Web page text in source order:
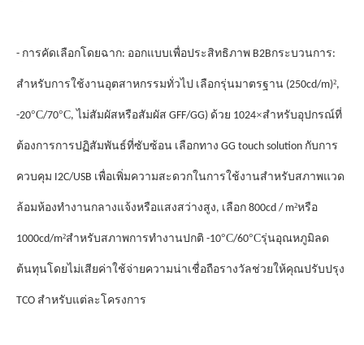
- การคัดเลือกโดยฉาก: ออกแบบเพื่อประสิทธิภาพ B2Bกระบวนการ:
สําหรับการใช้งานอุตสาหกรรมทั่วไป เลือกรุ่นมาตรฐาน (250cd/m)²,
-20°C/70°C, ไม่สัมผัสหรือสัมผัส GFF/GG) ด้วย 1024×สําหรับอุปกรณ์ที่
ต้องการการปฏิสัมพันธ์ที่ซับซ้อน เลือกทาง GG touch solution กับการ
ควบคุม I2C/USB เพื่อเพิ่มความสะดวกในการใช้งานสําหรับสภาพแวด
ล้อมห้องทํางานกลางแจ้งหรือแสงสว่างสูง, เลือก 800cd / m²หรือ
1000cd/m²สําหรับสภาพการทํางานปกติ -10°C/60°Cรุ่นอุณหภูมิลด
ต้นทุนโดยไม่เสียค่าใช้จ่ายความน่าเชื่อถือรางวัลช่วยให้คุณปรับปรุง
TCO สําหรับแต่ละโครงการ